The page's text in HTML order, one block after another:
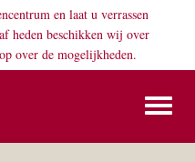
en laat u verrassen
heden beschikken wij over
op over de mogelijkheden.